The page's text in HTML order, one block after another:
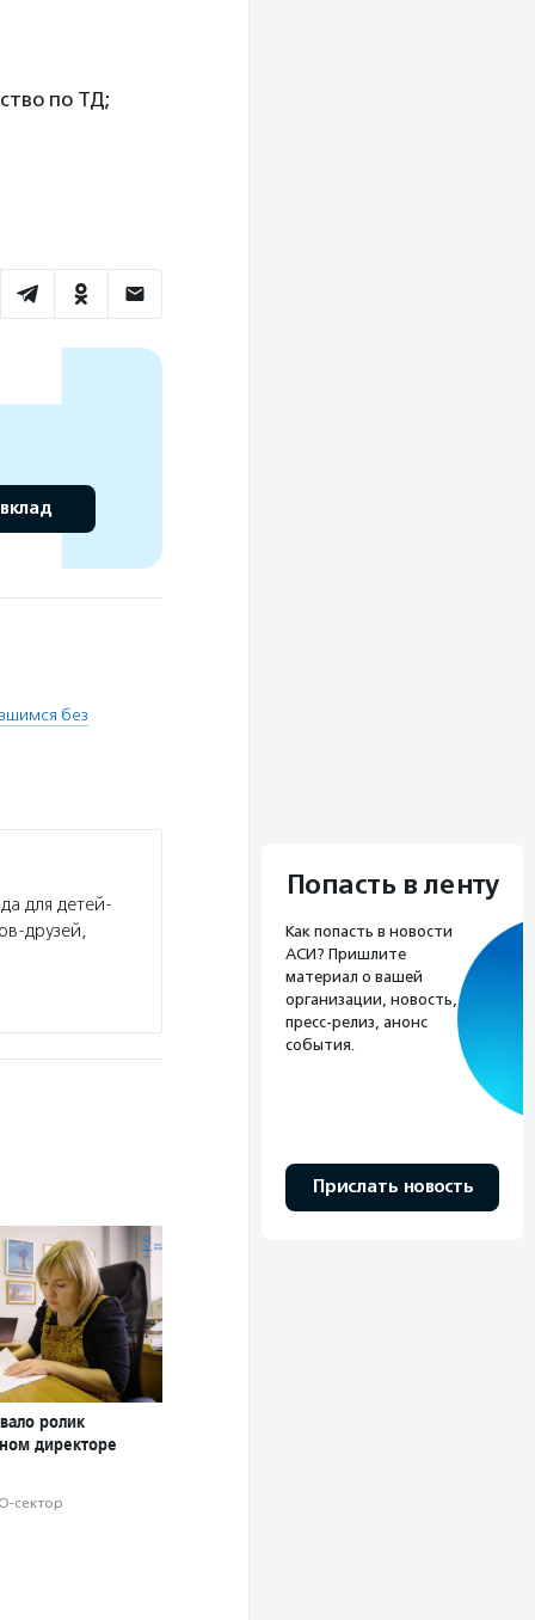
по ТД;
без
для детей-
друзей,
ролик
директоре
сектор
Попасть в ленту
Как попасть в новости
АСИ? Пришлите
материал о вашей
организации, новость,
пресс-релиз, анонс
события.
Прислать новость